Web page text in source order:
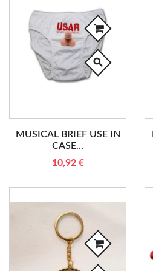
search
MUSICAL BRIEF USE IN
CASE...
10,92 €